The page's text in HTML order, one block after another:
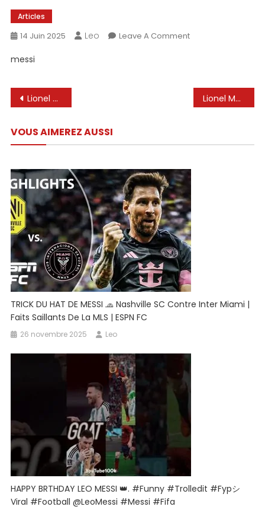
Articles
14 Juin 2025 Leo Leave A CommentOn
Une
Attelle
Mi-
✌️
#Intermiami
#soccer
#goal
#messi
messi
Navigation
l’article
Lionel Messi marque deux buts ⚽️⚽️ dans la première mi-temps d’Inter Miami contre Columbus Lionel Messi à 38 personnes, tranchable, intouchable, il n’a pas encore fini🔥 # Messi #Lionelmessi #fcb #elclasico
VOUS AIMEREZ AUSSI
TRICK DU HAT DE MESSI 🧢 Nashville SC Contre Inter Miami |
Faits Saillants De La MLS | ESPN FC
26 novembre 2025 Leo
HAPPY BRTHDAY LEO MESSI 👑. #funny #trolledit #fypシ゚
Viral #football @LeoMessi #messi #fifa